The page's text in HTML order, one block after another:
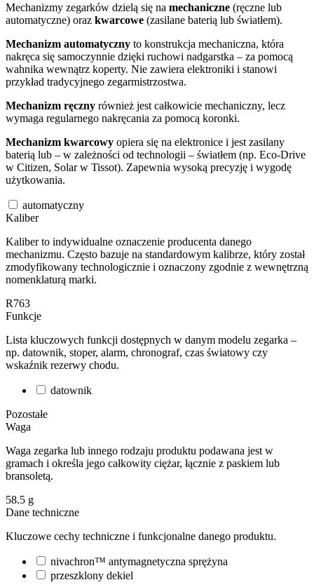
Mechanizmy zegarków dzielą się na mechaniczne (ręczne lub
automatyczne) oraz kwarcowe (zasilane baterią lub światłem).
Mechanizm automatyczny to konstrukcja mechaniczna, która
nakręca się samoczynnie dzięki ruchowi nadgarstka – za pomocą
wahnika wewnątrz koperty. Nie zawiera elektroniki i stanowi
przykład tradycyjnego zegarmistrzostwa.
Mechanizm ręczny również jest całkowicie mechaniczny, lecz
wymaga regularnego nakręcania za pomocą koronki.
Mechanizm kwarcowy opiera się na elektronice i jest zasilany
baterią lub – w zależności od technologii – światłem (np. Eco-Drive
w Citizen, Solar w Tissot). Zapewnia wysoką precyzję i wygodę
użytkowania.
automatyczny
Kaliber
Kaliber to indywidualne oznaczenie producenta danego
mechanizmu. Często bazuje na standardowym kalibrze, który został
zmodyfikowany technologicznie i oznaczony zgodnie z wewnętrzną
nomenklaturą marki.
R763
Funkcje
Lista kluczowych funkcji dostępnych w danym modelu zegarka –
np. datownik, stoper, alarm, chronograf, czas światowy czy
wskaźnik rezerwy chodu.
datownik
Pozostałe
Waga
Waga zegarka lub innego rodzaju produktu podawana jest w
gramach i określa jego całkowity ciężar, łącznie z paskiem lub
bransoletą.
58.5 g
Dane techniczne
Kluczowe cechy techniczne i funkcjonalne danego produktu.
nivachron™ antymagnetyczna sprężyna
przeszklony dekiel